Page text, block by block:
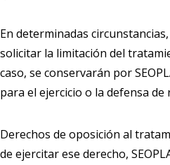
En determinadas
solicitar la limitación del
caso, se conservarán por
para el ejercicio o la defensa de
Derechos de oposición al
de ejercitar ese derecho,